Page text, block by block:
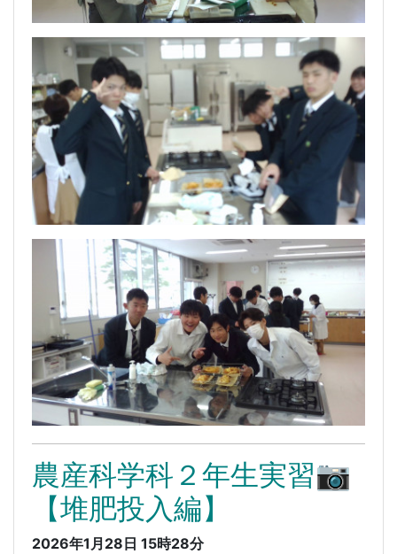
農産科学科２年生実習📷
【堆肥投入編】
2026年1月28日 15時28分